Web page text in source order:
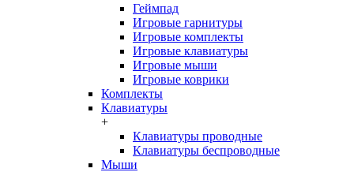
Геймпад
Игровые гарнитуры
Игровые комплекты
Игровые клавиатуры
Игровые мыши
Игровые коврики
Комплекты
Клавиатуры
+
Клавиатуры проводные
Клавиатуры беспроводные
Мыши